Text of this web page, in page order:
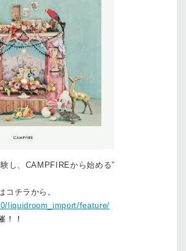
し、CAMPFIREから始める”
コチラから。
liquidroom_import/feature/
！！